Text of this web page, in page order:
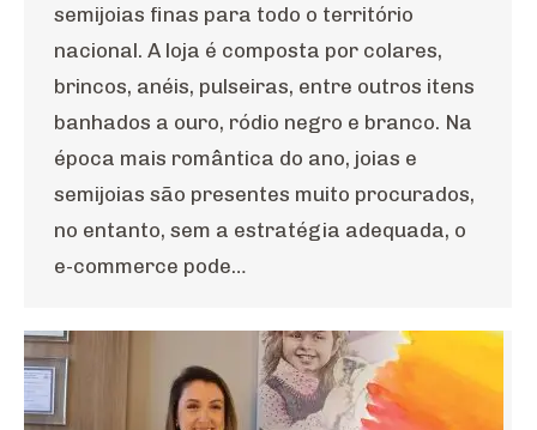
semijoias finas para todo o território
nacional. A loja é composta por colares,
brincos, anéis, pulseiras, entre outros itens
banhados a ouro, ródio negro e branco. Na
época mais romântica do ano, joias e
semijoias são presentes muito procurados,
no entanto, sem a estratégia adequada, o
e-commerce pode…